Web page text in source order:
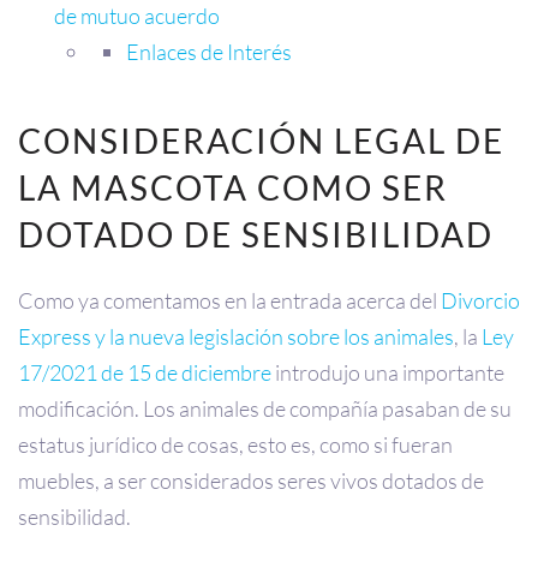
de mutuo acuerdo
Enlaces de Interés
CONSIDERACIÓN LEGAL DE
LA MASCOTA COMO SER
DOTADO DE SENSIBILIDAD
Como ya comentamos en la entrada acerca del Divorcio
Express y la nueva legislación sobre los animales, la Ley
17/2021 de 15 de diciembreintrodujo una importante
modificación. Los animales de compañía pasaban de su
estatus jurídico de cosas, esto es, como si fueran
muebles, a ser considerados seres vivos dotados de
sensibilidad.